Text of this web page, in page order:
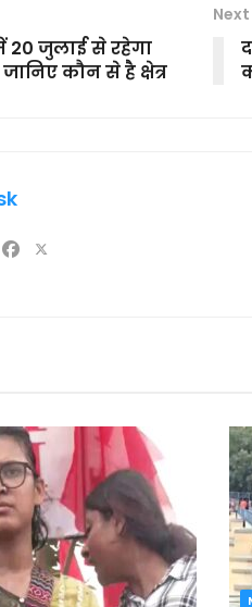
20 जुलाई से रहेगा
कौन से है क्षेत्र